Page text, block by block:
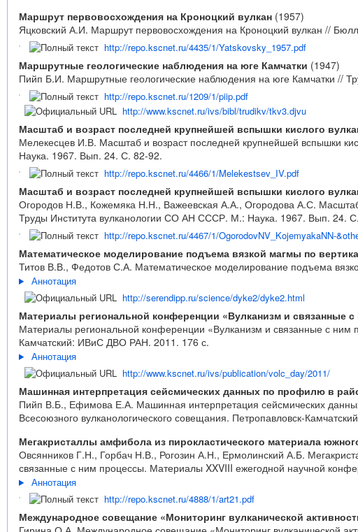
Маршрут первовосхождения на Кроноцкий вулкан (1957)
Яцковский А.И. Маршрут первовосхождения на Кроноцкий вулкан //
http://repo.kscnet.ru/4435/1/Yatskovsky_1957.pdf
Маршрутные геологические наблюдения на юге Камчатки (1947)
Пийп Б.И. Маршрутные геологические наблюдения на юге Камчатки //
http://repo.kscnet.ru/1209/1/piip.pdf
http://www.kscnet.ru/ivs/bibl/trudikv/tkv3.djvu
Масштаб и возраст последней крупнейшей вспышки кислого
Мелекесцев И.В. Масштаб и возраст последней крупнейшей вспышки
Наука. 1967. Вып. 24. С. 82-92.
http://repo.kscnet.ru/4466/1/Melekestsev_IV.pdf
Масштаб и возраст последней крупнейшей вспышки кислого
Огородов Н.В., Кожемяка Н.Н., Важеевская А.А., Огородова А.С. Масштаб
Труды Института вулканологии СО АН СССР. М.: Наука. 1967. Вып. 24.
http://repo.kscnet.ru/4467/1/OgorodovNV_KojemyakaNN-
Математическое моделирование подъема вязкой магмы по
Титов В.В., Федотов С.А. Математическое моделирование подъема
Аннотация
http://serendipp.ru/science/dyke2/dyke2.html
Материалы региональной конференции «Вулканизм и связанные
Материалы региональной конференции «Вулканизм и связанные с
Камчатский: ИВиС ДВО РАН. 2011. 176 с.
Аннотация
http://www.kscnet.ru/ivs/publication/volc_day/2011/
Машинная интерпретация сейсмических данных по профилю в
Пийп В.Б., Ефимова Е.А. Машинная интерпретация сейсмических
Всесоюзного вулканологического совещания. Петропавловск-
Мегакристаллы амфибола из пирокластического материала
Овсянников Г.Н., Горбач Н.В., Рогозин А.Н., Ермолинский А.Б.
связанные с ним процессы. Материалы XXVIII ежегодной научной
Аннотация
http://repo.kscnet.ru/4888/1/art21.pdf
Международное совещание «Мониторинг вулканической